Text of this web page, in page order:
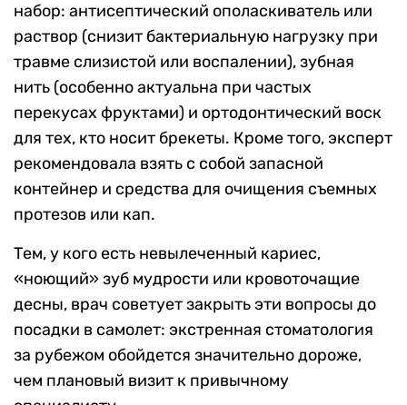
набор: антисептический ополаскиватель или
раствор (снизит бактериальную нагрузку при
травме слизистой или воспалении), зубная
нить (особенно актуальна при частых
перекусах фруктами) и ортодонтический воск
для тех, кто носит брекеты. Кроме того, эксперт
рекомендовала взять с собой запасной
контейнер и средства для очищения съемных
протезов или кап.
Тем, у кого есть невылеченный кариес,
«ноющий» зуб мудрости или кровоточащие
десны, врач советует закрыть эти вопросы до
посадки в самолет: экстренная стоматология
за рубежом обойдется значительно дороже,
чем плановый визит к привычному